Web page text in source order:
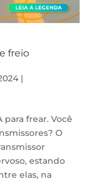
freio
|
para frear. Você
O
estando
elas, na